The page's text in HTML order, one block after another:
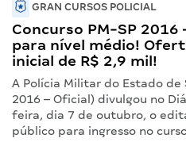
GRAN CURSOS POLICIAL
Concurso PM-SP 2016
para nível médio!
inicial de R$ 2,9 mil!
A Polícia Militar do Estado de
2016 – Oficial) divulgou no
feira, dia 7 de outubro, o
público para ingresso no